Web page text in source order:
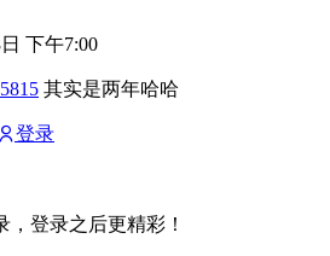
下午7:00
其实是两年哈哈
登录
登录之后更精彩！